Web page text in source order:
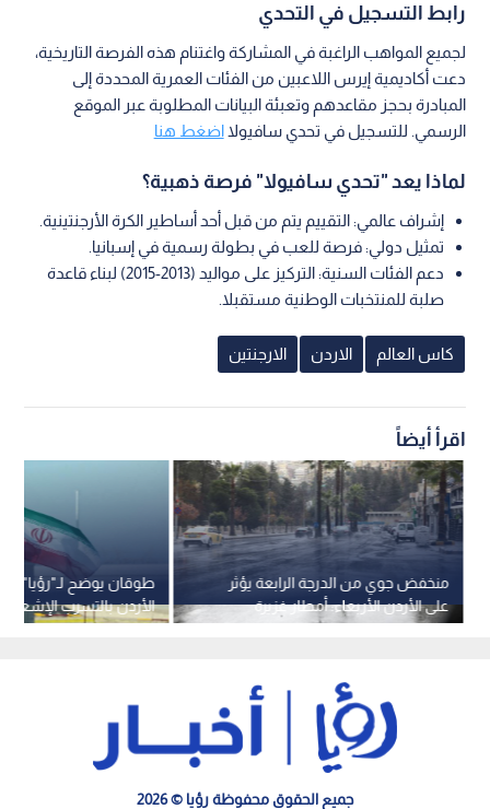
رابط التسجيل في التحدي
لجميع المواهب الراغبة في المشاركة واغتنام هذه الفرصة التاريخية،
دعت أكاديمية إيرس اللاعبين من الفئات العمرية المحددة إلى
المبادرة بحجز مقاعدهم وتعبئة البيانات المطلوبة عبر الموقع
الرسمي. للتسجيل في تحدي سافيولااضغط هنا
لماذا يعد "تحدي سافيولا" فرصة ذهبية؟
إشراف عالمي: التقييم يتم من قبل أحد أساطير الكرة الأرجنتينية.
تمثيل دولي: فرصة للعب في بطولة رسمية في إسبانيا.
دعم الفئات السنية: التركيز على مواليد (2013-2015) لبناء قاعدة
صلبة للمنتخبات الوطنية مستقبلا.
كاس العالم الاردن الارجنتين
اقرأ أيضاً
طوقان يوضح لـ"رؤيا"
الأردن بالتسرب
قصف المنشآت النووية
منخفض جوي من الدرجة الرابعة يؤثر
على الأردن الأربعاء: أمطار غزيرة
وسيول وثلوج فوق القمم الجنوبية
جميع الحقوق محفوظة رؤيا © 2026